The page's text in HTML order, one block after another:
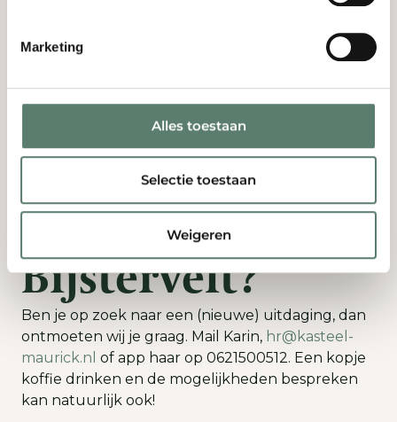
Marketing
Alles toestaan
Selectie toestaan
Weigeren
maaltijden, etc. afhankelijk van je functie
sluitdrankjes
Solliciteren bij
Kasteel
Bijstervelt?
Ben je op zoek naar een (nieuwe) uitdaging, dan
ontmoeten wij je graag. Mail Karin, hr@kasteel-
maurick.nl of app haar op 0621500512. Een kopje
koffie drinken en de mogelijkheden bespreken
kan natuurlijk ook!